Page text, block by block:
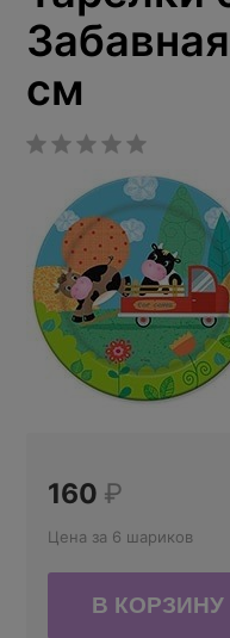
см
160 ₽
Цена за 6 шариков